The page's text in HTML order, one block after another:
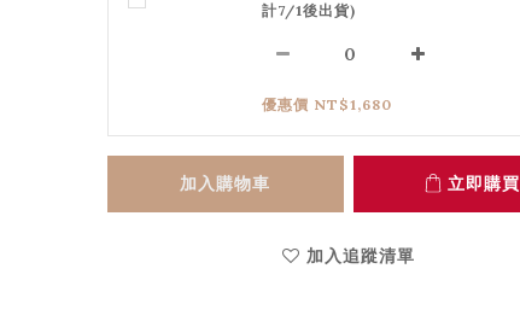
計7/1後出貨)
優惠價 NT$1,680
加入購物車 立即購買
加入追蹤清單